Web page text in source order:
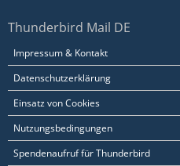
Thunderbird Mail DE
Impressum & Kontakt
Datenschutzerklärung
Einsatz von Cookies
Nutzungsbedingungen
Spendenaufruf für Thunderbird